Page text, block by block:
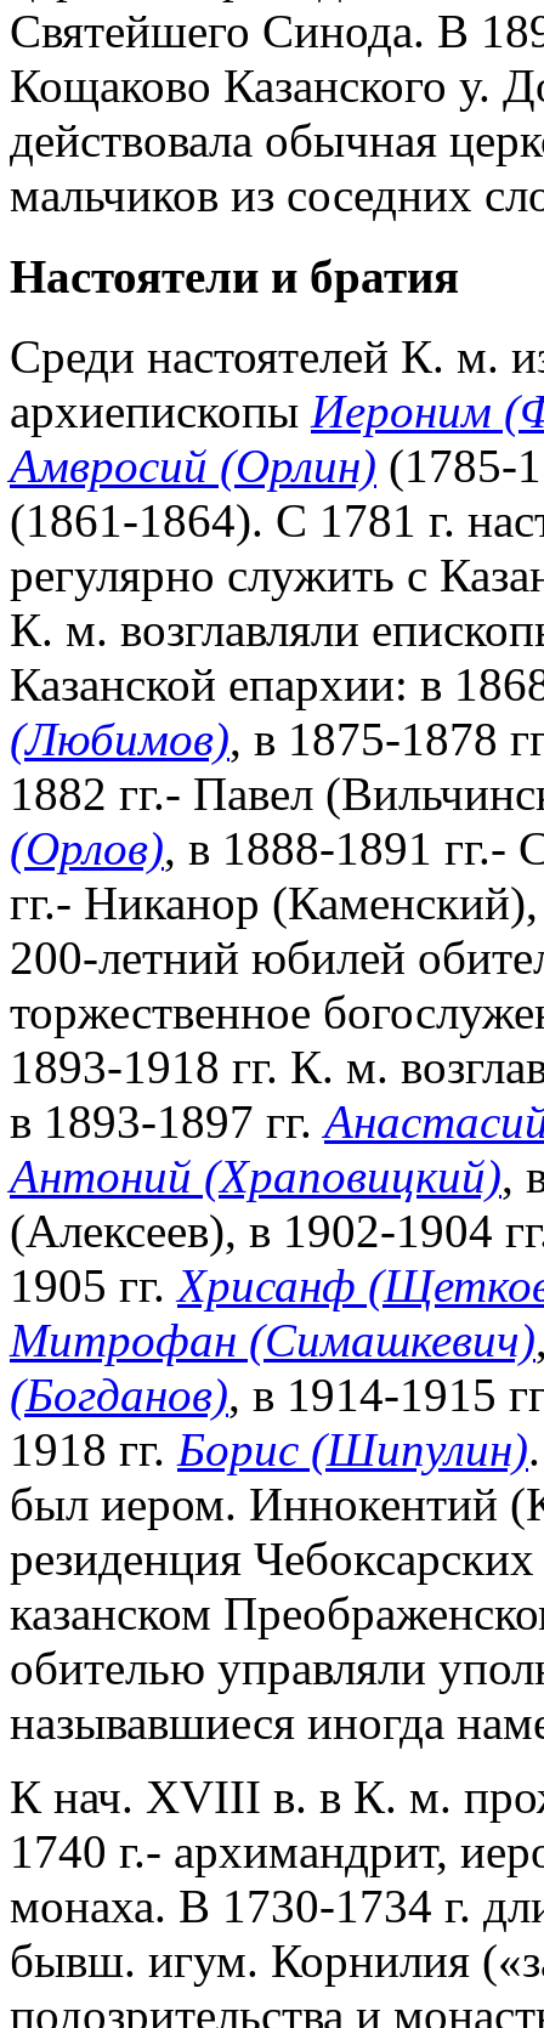
Святейшего Синода. В
Кощаково Казанского у.
действовала обычная
мальчиков из соседних
Настоятели и братия
Среди настоятелей К. м.
архиепископы Иероним
Амвросий (Орлин) (1785-
(1861-1864). С 1781 г.
регулярно служить с
К. м. возглавляли
Казанской епархии: в
(Любимов), в 1875-1878
1882 гг.- Павел
(Орлов), в 1888-1891 гг.-
гг.- Никанор
200-летний юбилей
торжественное
1893-1918 гг. К. м.
в 1893-1897 гг.
Антоний (Храповицкий),
(Алексеев), в 1902-1904
1905 гг.Хрисанф
Митрофан (Симашкевич)
(Богданов), в 1914-1915
1918 гг. Борис (Шипулин)
был иером. Иннокентий
резиденция
казанском
обителью управляли
называвшиеся иногда
К нач. XVIII в. в К. м.
1740 г.- архимандрит,
монаха. В 1730-1734 г.
бывш. игум. Корнилия
подозрительства и